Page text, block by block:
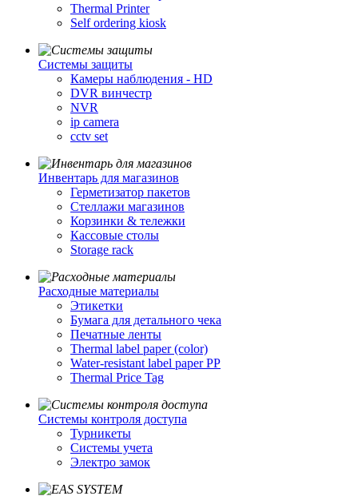
Thermal Printer
Self ordering kiosk
Cистемы защиты
Камеры наблюдения - HD
DVR винчестр
NVR
ip camera
cctv set
Инвентарь для магазинов
Герметизатор пакетов
Стеллажи магазинов
Корзинки & тележки
Кассовые столы
Storage rack
Расходные материалы
Этикетки
Бумага для детального чека
Печатные ленты
Thermal label paper (color)
Water-resistant label paper PP
Thermal Price Tag
Системы контроля доступа
Турникеты
Cистемы учета
Электро замок